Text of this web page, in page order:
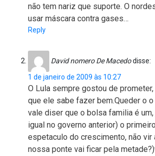
não tem nariz que suporte. O
usar máscara contra gases…
Reply
David nomero De Macedodisse:
1 de janeiro de 2009 às 10:27
O Lula sempre gostou de
que ele sabe fazer bem.Queder o
vale diser que o bolsa familia é
igual no governo anterior) o
espetaculo do crescimento, não vir
nossa ponte vai ficar pela